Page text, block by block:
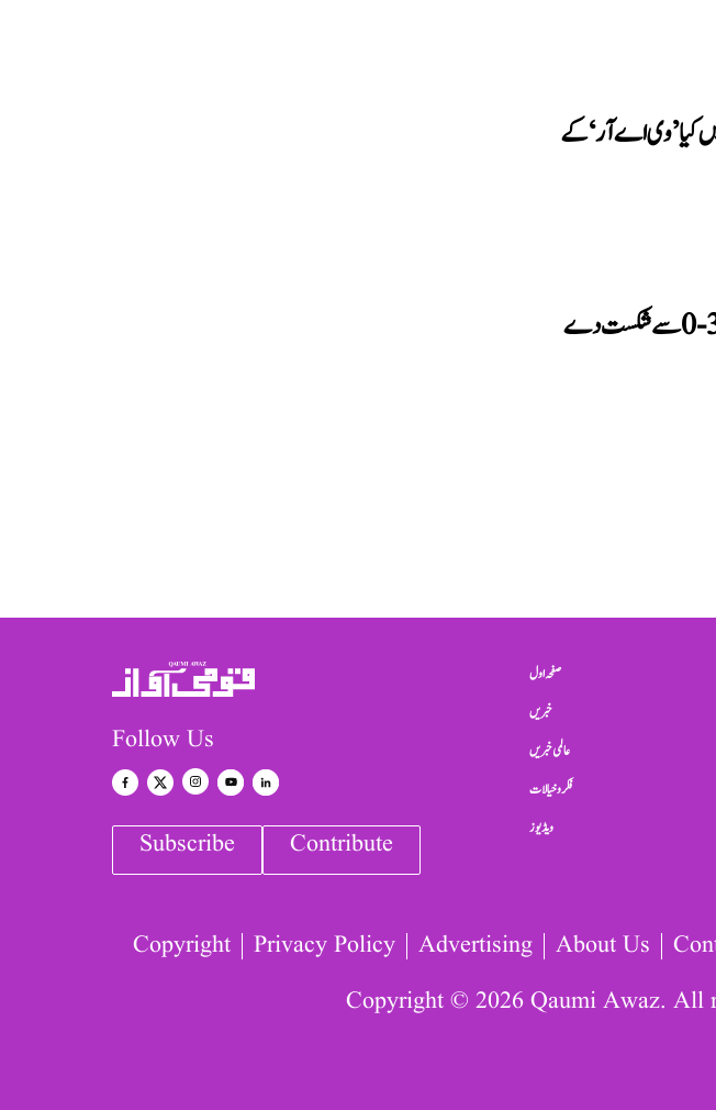
میں کیا ’وی اے آر‘ کے
فیفا ورلڈ کپ 2026: شریک میزبان کناڈا کو 3-0 سے شکست دے
Follow Us
Subscribe Contribute
صفحہ اول
خبریں
عالمی خبریں
فکر و خیالات
ویڈیوز
Copyright Privacy Policy Advertising About Us
Copyright © 2026 Qaumi Awaz. All